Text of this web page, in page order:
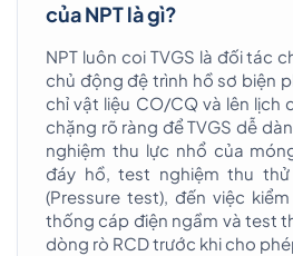
của NPT là gì?
NPT luôn coi TVGS là đối tác
chủ động đệ trình hồ sơ biện
chỉ vật liệu CO/CQ và lên lịch
chặng rõ ràng để TVGS dễ
nghiệm thu lực nhổ của
đáy hồ, test nghiệm thu
(Pressure test), đến việc
thống cáp điện ngầm và test
dòng rò RCD trước khi cho